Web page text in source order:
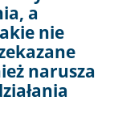
a
nie
narusza